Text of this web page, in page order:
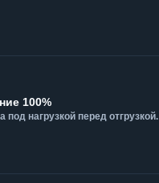
100%
под нагрузкой перед отгрузкой.